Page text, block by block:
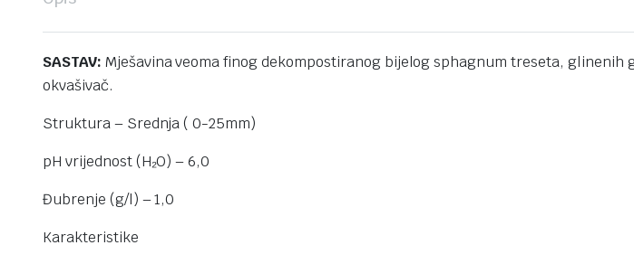
SASTAV: Mješavina veoma finog dekompostiranog bijelog sphagnum treseta,
okvašivač.
Struktura – ​​Srednja ( 0-25mm)
pH vrijednost (H₂O) – 6,0
Đubrenje (g/l) – 1,0
Karakteristike